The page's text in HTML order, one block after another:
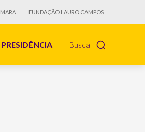
FUNDAÇÃO LAURO CAMPOS
Busca
PRESIDÊNCIA